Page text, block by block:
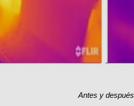
Antes y después